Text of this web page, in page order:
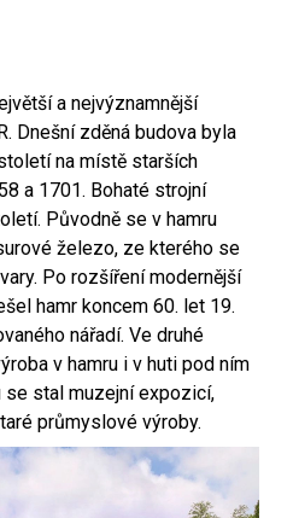
a nejvýznamnější
Dnešní zděná budova byla
na místě starších
a 1701. Bohaté strojní
Původně se v hamru
železo, ze kterého se
Po rozšíření modernější
hamr koncem 60. let 19.
nářadí. Ve druhé
v hamru i v huti pod ním
se stal muzejní expozicí,
průmyslové výroby.